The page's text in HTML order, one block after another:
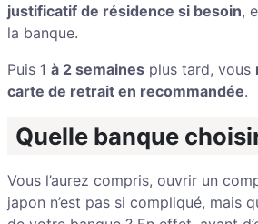
justificatif de résidence si besoin,
la banque.
Puis 1 à 2 semaines plus tard, vous
carte de retrait en recommandée.
Quelle banque
Vous l’aurez compris, ouvrir un
japon n’est pas si compliqué, mais